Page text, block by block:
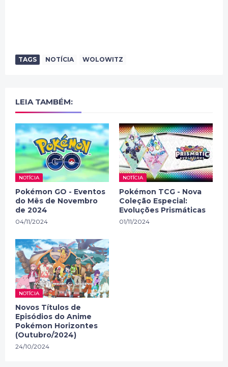
TAGS NOTÍCIA WOLOWITZ
LEIA TAMBÉM:
NOTÍCIA
Pokémon GO - Eventos
do Mês de Novembro
de 2024
04/11/2024
NOTÍCIA
Pokémon TCG - Nova
Coleção Especial:
Evoluções Prismáticas
01/11/2024
NOTÍCIA
Novos Títulos de
Episódios do Anime
Pokémon Horizontes
(Outubro/2024)
24/10/2024